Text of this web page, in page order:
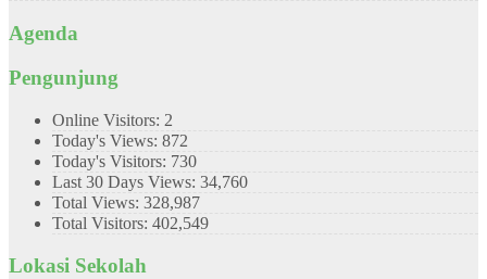
Agenda
Pengunjung
Online Visitors: 2
Today's Views: 872
Today's Visitors: 730
Last 30 Days Views: 34,760
Total Views: 328,987
Total Visitors: 402,549
Lokasi Sekolah